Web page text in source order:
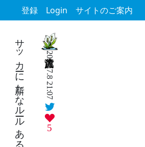
登録 Login サイトのご案内
2026.7.8 21:07
5
サッカーに新たなルールあるらしき